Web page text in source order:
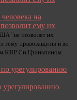
на
ему их
"не позволят их
тему правозащиты и во
КНР Си Цзиньпином.